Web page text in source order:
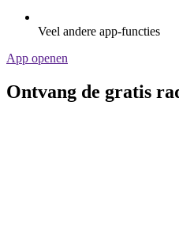
Veel andere app-functies
App openen
Ontvang de gratis